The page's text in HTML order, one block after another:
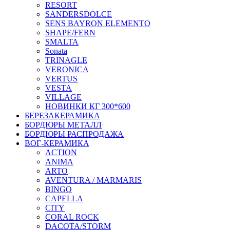
RESORT
SANDERSDOLCE
SENS BAYRON ELEMENTO
SHAPE/FERN
SMALTA
Sonata
TRINAGLE
VERONICA
VERTUS
VESTA
VILLAGE
НОВИНКИ КГ 300*600
БЕРЕЗАКЕРАМИКА
БОРДЮРЫ МЕТАЛЛ
БОРДЮРЫ РАСПРОДАЖА
ВОГ-КЕРАМИКА
ACTION
ANIMA
ARTO
AVENTURA / MARMARIS
BINGO
CAPELLA
CITY
CORAL ROCK
DACOTA/STORM